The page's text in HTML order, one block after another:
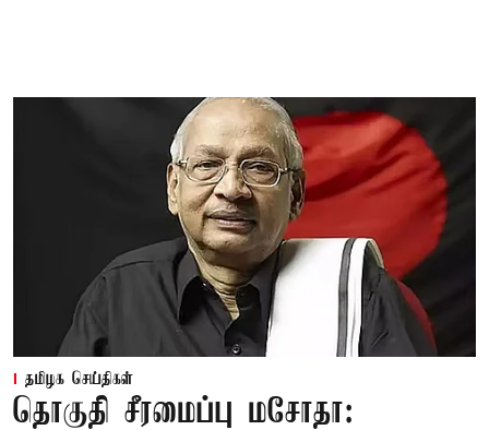
தமிழக செய்திகள்
தொகுதி சீரமைப்பு மசோதா: